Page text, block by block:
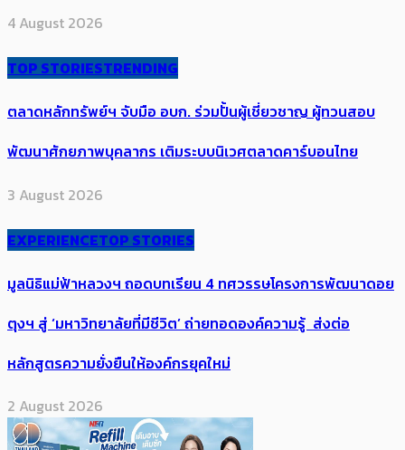
4 August 2026
TOP STORIESTRENDING
ตลาดหลักทรัพย์ฯ จับมือ อบก. ร่วมปั้นผู้เชี่ยวชาญ ผู้ทวนสอบ
พัฒนาศักยภาพบุคลากร เติมระบบนิเวศตลาดคาร์บอนไทย
3 August 2026
EXPERIENCETOP STORIES
มูลนิธิแม่ฟ้าหลวงฯ ถอดบทเรียน 4 ทศวรรษโครงการพัฒนาดอย
ตุงฯ สู่ ‘มหาวิทยาลัยที่มีชีวิต’ ถ่ายทอดองค์ความรู้ ส่งต่อ
หลักสูตรความยั่งยืนให้องค์กรยุคใหม่
2 August 2026